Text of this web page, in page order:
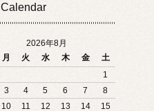
Calendar
2026年8月
月 火 水 木 金
土
1
3 4 5 6 7
8
10 11 12 13 14 15